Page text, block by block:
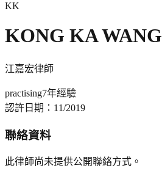
KK
KONG KA WANG
江嘉宏律師
practising7年經驗
認許日期： 11/2019
聯絡資料
此律師尚未提供公開聯絡方式。